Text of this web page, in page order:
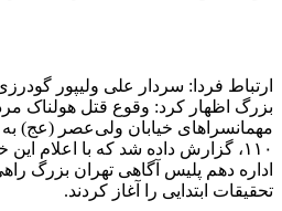
ارتباط فردا: سردار علی ولیپور
بزرگ اظهار کرد: وقوع قتل هولناک
مهمانسراهای خیابان ولی‌عصر (عج)
۱۱۰، گزارش داده شد که با اعلام
اداره دهم پلیس آگاهی تهران بزرگ
تحقیقات ابتدایی را آغاز کردند.